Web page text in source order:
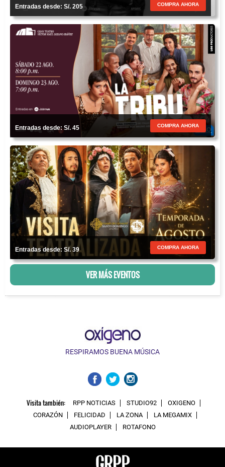
Entradas desde: S/. 205 COMPRA AHORA
Entradas desde: S/. 45 COMPRA AHORA
Entradas desde: S/. 39 COMPRA AHORA
VER MÁS EVENTOS
RESPIRAMOS BUENA MÚSICA
Visita también: RPP NOTICIAS STUDIO92
OXIGENO
CORAZÓN
FELICIDAD LA ZONA
LA MEGAMIX
AUDIOPLAYER
ROTAFONO